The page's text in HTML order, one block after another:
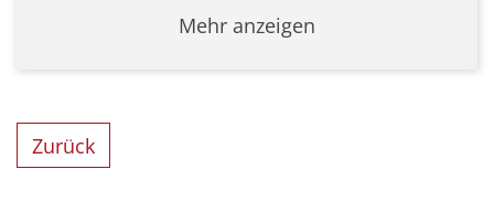
Mehr anzeigen
Zurück